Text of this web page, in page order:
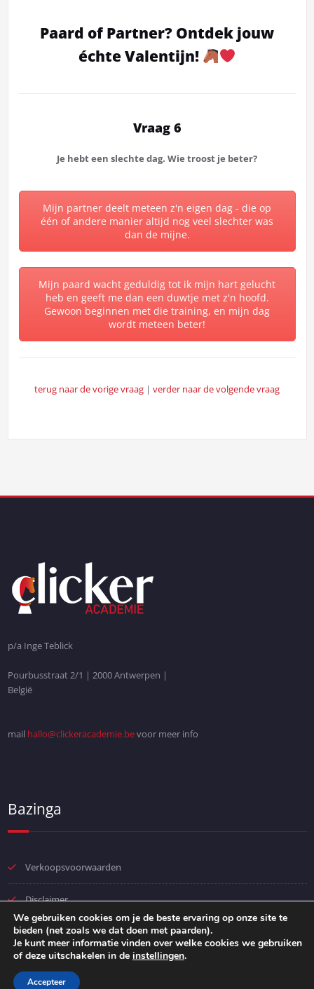
Paard of Partner? Ontdek jouw
échte Valentijn!
Vraag 6
Je hebt een slechte dag. Wie troost je beter?
Mijn partner deelt meteen z'n eigen dag - die op
één of andere manier altijd nog veel slechter was
dan de mijne.
Mijn paard wacht geduldig tot ik mijn hart gelucht
heb en geeft me dan een duwtje met z'n hoofd.
Gewoon beginnen met die training, en mijn dag
wordt meteen beter!
terug naar de vorige vraag | verder naar de volgende vraag
p/a Inge Teblick
Pourbusstraat 2/1 | 2000 Antwerpen |
België
mail hallo@clickeracademie.bevoor meer info
Bazinga
Verkoopsvoorwaarden
Disclaimer
Privacybeleid
We gebruiken cookies om je de beste ervaring op onze site te
bieden (net zoals we dat doen met paarden).
Je kunt meer informatie vinden over welke cookies we gebruiken
of deze uitschakelen in de instellingen.
Accepteer